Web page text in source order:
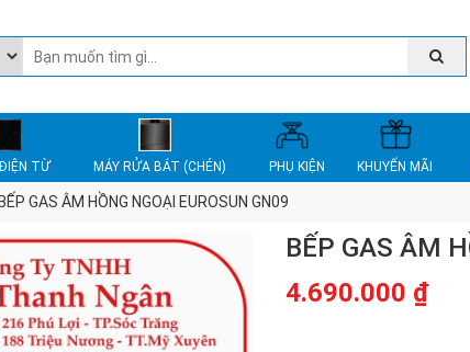
TỪ MÁY RỬA BÁT (CHÉN) PHỤ KIỆN KHUYẾN MÃI
GAS ÂM HỒNG NGOẠI EUROSUN GN09
BẾP GAS ÂM
4.690.000 ₫